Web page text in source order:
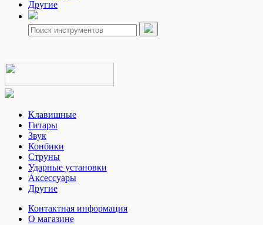
Другие
Клавишные
Гитары
Звук
Конбики
Струны
Ударные установки
Аксессуары
Другие
Контактная информация
О магазине